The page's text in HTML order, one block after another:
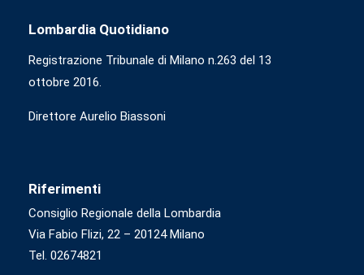
Lombardia Quotidiano
Registrazione Tribunale di Milano n.263 del 13
ottobre 2016.
Direttore Aurelio Biassoni
Riferimenti
Consiglio Regionale della Lombardia
Via Fabio Flizi, 22 – 20124 Milano
Tel. 02674821